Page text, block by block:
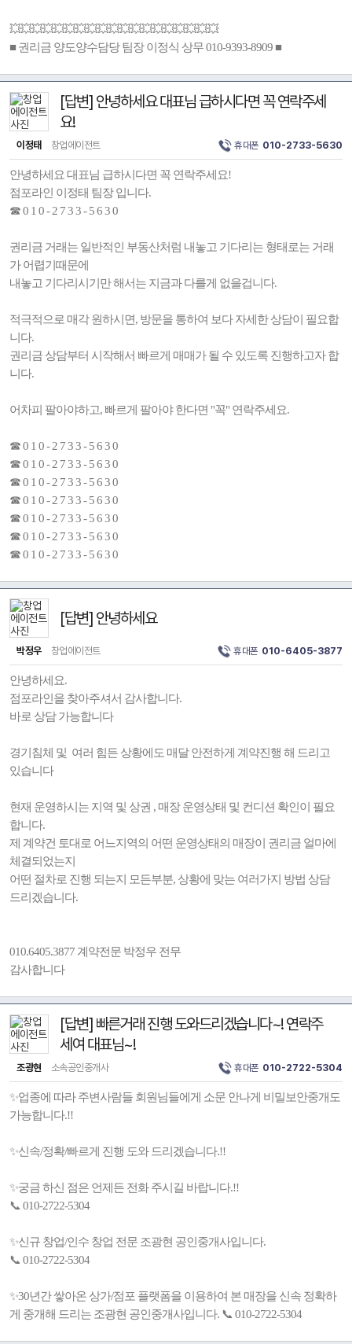
💥💥💥💥💥💥💥💥💥💥💥💥💥💥💥💥💥💥💥
■ 권리금 양도양수담당 팀장 이정식 상무 010-9393-8909 ■
[답변] 안녕하세요 대표님 급하시다면 꼭 연락주세
요!
이정태 창업에이전트 휴대폰 010-2733-5630
안녕하세요 대표님 급하시다면 꼭 연락주세요!
점포라인 이정태 팀장 입니다.
☎ 0 1 0 - 2 7 3 3 - 5 6 3 0
권리금 거래는 일반적인 부동산처럼 내놓고 기다리는 형태로는 거래
가 어렵기때문에
내놓고 기다리시기만 해서는 지금과 다를게 없을겁니다.
적극적으로 매각 원하시면, 방문을 통하여 보다 자세한 상담이 필요합
니다.
권리금 상담부터 시작해서 빠르게 매매가 될 수 있도록 진행하고자 합
니다.
어차피 팔아야하고, 빠르게 팔아야 한다면 "꼭" 연락주세요.
☎ 0 1 0 - 2 7 3 3 - 5 6 3 0
☎ 0 1 0 - 2 7 3 3 - 5 6 3 0
☎ 0 1 0 - 2 7 3 3 - 5 6 3 0
☎ 0 1 0 - 2 7 3 3 - 5 6 3 0
☎ 0 1 0 - 2 7 3 3 - 5 6 3 0
☎ 0 1 0 - 2 7 3 3 - 5 6 3 0
☎ 0 1 0 - 2 7 3 3 - 5 6 3 0
[답변] 안녕하세요
박정우 창업에이전트 휴대폰 010-6405-3877
안녕하세요.
점포라인을 찾아주셔서 감사합니다.
바로 상담 가능합니다
경기침체 및 여러 힘든 상황에도 매달 안전하게 계약진행 해 드리고
있습니다
현재 운영하시는 지역 및 상권 , 매장 운영상태 및 컨디션 확인이 필요
합니다.
제 계약건 토대로 어느지역의 어떤 운영상태의 매장이 권리금 얼마에
체결되었는지
어떤 절차로 진행 되는지 모든부분, 상황에 맞는 여러가지 방법 상담
드리겠습니다.
010.6405.3877 계약전문 박정우 전무
감사합니다
[답변] 빠른거래 진행 도와드리겠습니다~! 연락주
세여 대표님~!
조광현 소속공인중개사 휴대폰 010-2722-5304
✨업종에 따라 주변사람들 회원님들에게 소문 안나게 비밀보안중개도
가능합니다.!!
✨신속/정확/빠르게 진행 도와 드리겠습니다.!!
✨궁금 하신 점은 언제든 전화 주시길 바랍니다.!!
📞 010-2722-5304
✨신규 창업/인수 창업 전문 조광현 공인중개사입니다.
📞 010-2722-5304
✨30년간 쌓아온 상가/점포 플랫폼을 이용하여 본 매장을 신속 정확하
게 중개해 드리는 조광현 공인중개사입니다. 📞 010-2722-5304